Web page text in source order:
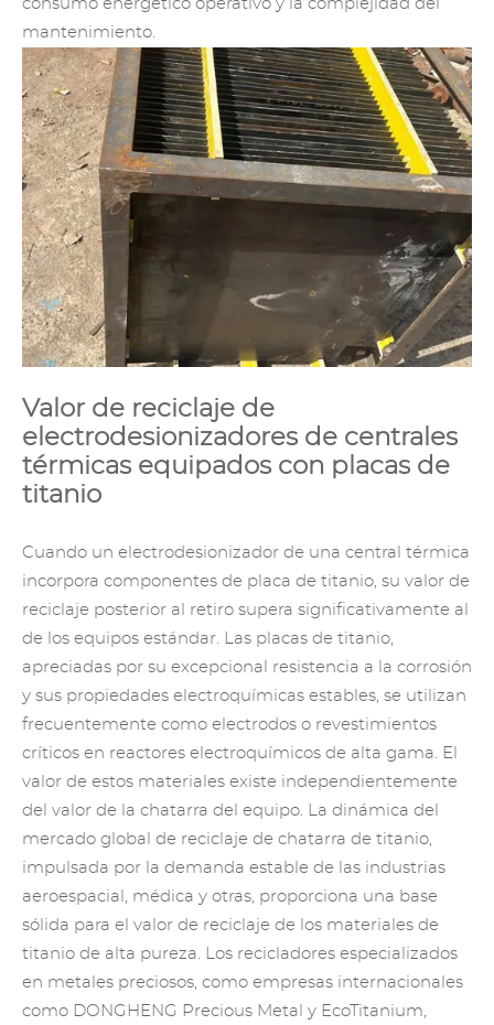
consumo energético operativo y la complejidad del
mantenimiento.
Valor de reciclaje de
electrodesionizadores de centrales
térmicas equipados con placas de
titanio
Cuando un electrodesionizador de una central térmica
incorpora componentes de placa de titanio, su valor de
reciclaje posterior al retiro supera significativamente al
de los equipos estándar. Las placas de titanio,
apreciadas por su excepcional resistencia a la corrosión
y sus propiedades electroquímicas estables, se utilizan
frecuentemente como electrodos o revestimientos
críticos en reactores electroquímicos de alta gama. El
valor de estos materiales existe independientemente
del valor de la chatarra del equipo. La dinámica del
mercado global de reciclaje de chatarra de titanio,
impulsada por la demanda estable de las industrias
aeroespacial, médica y otras, proporciona una base
sólida para el valor de reciclaje de los materiales de
titanio de alta pureza. Los recicladores especializados
en metales preciosos, como empresas internacionales
como DONGHENG Precious Metal y EcoTitanium,